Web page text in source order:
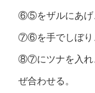
⑥⑤をザルにあげ
⑦⑥を手でしぼり
⑧⑦にツナを入れ
ぜ合わせる。